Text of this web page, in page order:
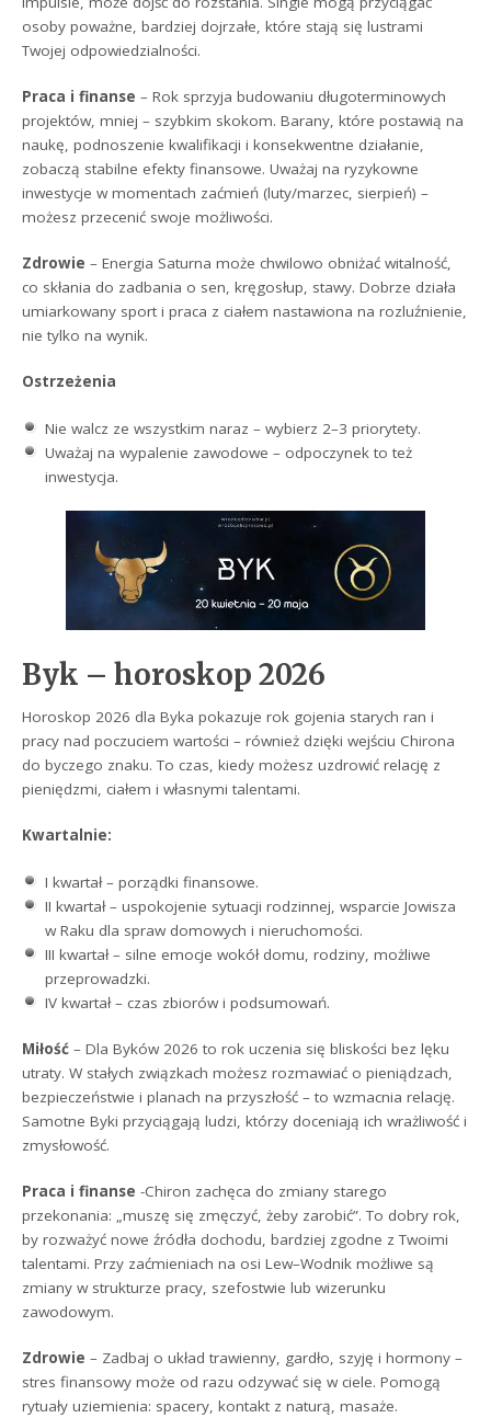
osoby poważne, bardziej dojrzałe, które stają się lustrami
Twojej odpowiedzialności.
Praca i finanse – Rok sprzyja budowaniu długoterminowych
projektów, mniej – szybkim skokom. Barany, które postawią na
naukę, podnoszenie kwalifikacji i konsekwentne działanie,
zobaczą stabilne efekty finansowe. Uważaj na ryzykowne
inwestycje w momentach zaćmień (luty/marzec, sierpień) –
możesz przecenić swoje możliwości.
Zdrowie – Energia Saturna może chwilowo obniżać witalność,
co skłania do zadbania o sen, kręgosłup, stawy. Dobrze działa
umiarkowany sport i praca z ciałem nastawiona na rozluźnienie,
nie tylko na wynik.
Ostrzeżenia
Nie walcz ze wszystkim naraz – wybierz 2–3 priorytety.
Uważaj na wypalenie zawodowe – odpoczynek to też
inwestycja.
Byk – horoskop 2026
Horoskop 2026 dla Byka pokazuje rok gojenia starych ran i
pracy nad poczuciem wartości – również dzięki wejściu Chirona
do byczego znaku. To czas, kiedy możesz uzdrowić relację z
pieniędzmi, ciałem i własnymi talentami.
Kwartalnie:
I kwartał – porządki finansowe.
II kwartał – uspokojenie sytuacji rodzinnej, wsparcie Jowisza
w Raku dla spraw domowych i nieruchomości.
III kwartał – silne emocje wokół domu, rodziny, możliwe
przeprowadzki.
IV kwartał – czas zbiorów i podsumowań.
Miłość – Dla Byków 2026 to rok uczenia się bliskości bez lęku
utraty. W stałych związkach możesz rozmawiać o pieniądzach,
bezpieczeństwie i planach na przyszłość – to wzmacnia relację.
Samotne Byki przyciągają ludzi, którzy doceniają ich wrażliwość i
zmysłowość.
Praca i finanse -Chiron zachęca do zmiany starego
przekonania: „muszę się zmęczyć, żeby zarobić”. To dobry rok,
by rozważyć nowe źródła dochodu, bardziej zgodne z Twoimi
talentami. Przy zaćmieniach na osi Lew–Wodnik możliwe są
zmiany w strukturze pracy, szefostwie lub wizerunku
zawodowym.
Zdrowie – Zadbaj o układ trawienny, gardło, szyję i hormony –
stres finansowy może od razu odzywać się w ciele. Pomogą
rytuały uziemienia: spacery, kontakt z naturą, masaże.